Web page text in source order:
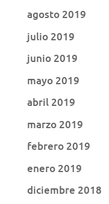
agosto 2019
julio 2019
junio 2019
mayo 2019
abril 2019
marzo 2019
febrero 2019
enero 2019
diciembre 2018